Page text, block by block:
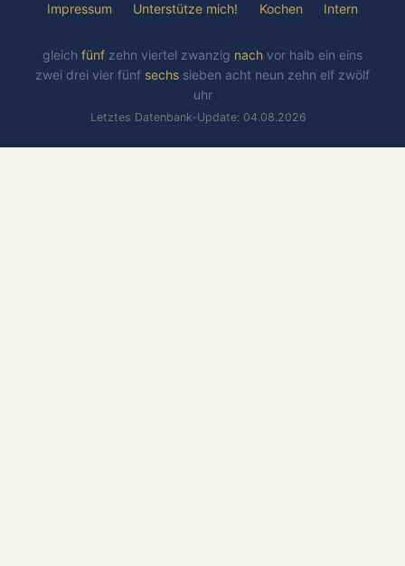
Impressum Unterstütze mich! Kochen Intern
gleich fünf zehn viertel zwanzig nach vor halb ein eins
zwei drei vier fünf sechs sieben acht neun zehn elf zwölf
uhr
Letztes Datenbank-Update: 04.08.2026